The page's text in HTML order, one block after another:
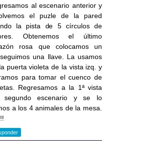
al escenario anterior y
el puzle de la pared
la pista de 5 círculos de
Obtenemos el último
rosa que colocamos un
una llave. La usamos
puerta violeta de la vista izq. y
para tomar el cuenco de
Regresamos a la 1ª vista
segundo escenario y se lo
a los 4 animales de la mesa.